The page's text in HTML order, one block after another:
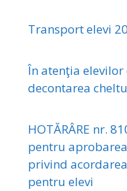
Transport elevi
În atenţia elevilor
decontarea
HOTĂRÂRE nr.
pentru
privind
pentru elevi